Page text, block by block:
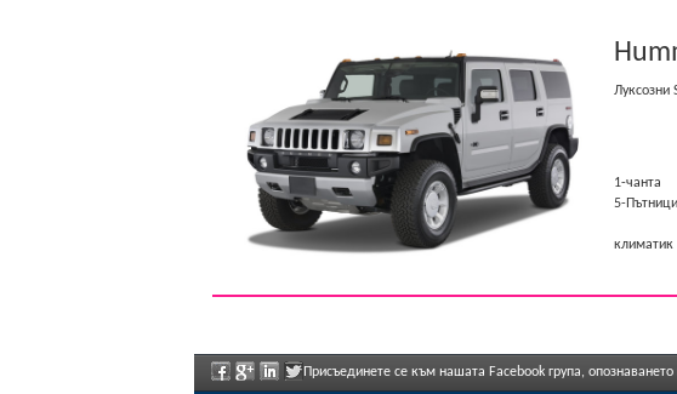
Луксозни
1-чанта
5-Пътници
климатик
Присъединете се към нашата Facebook група,